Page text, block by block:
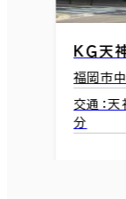
ＫＧ天
福岡市
交通：
分